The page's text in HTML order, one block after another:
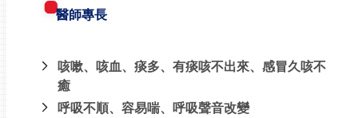
醫師專長
咳嗽、咳血、痰多、有痰咳不出來、感冒久咳不
癒
呼吸不順、容易喘、呼吸聲音改變